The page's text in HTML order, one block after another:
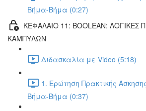
Βήμα-Βήμα (0:27)
ΚΕΦΑΛΑΙΟ 11: BOOLEAN: ΛΟΓΙΚΕΣ
ΚΑΜΠΥΛΩΝ
Διδασκαλία με Video (5:18)
1. Ερώτηση Πρακτικής
Βήμα-Βήμα (0:37)